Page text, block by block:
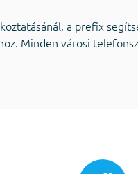
a prefix
Minden városi